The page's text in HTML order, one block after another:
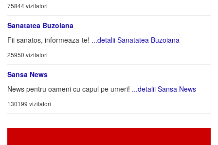
75844 vizitatori
Sanatatea Buzoiana
Fii sanatos, informeaza-te! ...detalii Sanatatea Buzoiana
25950 vizitatori
Sansa News
News pentru oameni cu capul pe umeri! ...detalii Sansa News
130199 vizitatori